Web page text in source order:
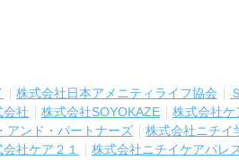
株式会社日本アメニティライフ協会
会社 株式会社SOYOKAZE
株式会社ケ
アンド・パートナーズ
株式会社ニチイ
社ケア２１
株式会社ニチイケアパレ